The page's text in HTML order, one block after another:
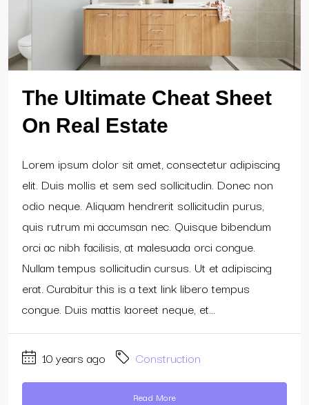
The Ultimate Cheat Sheet
On Real Estate
Lorem ipsum dolor sit amet, consectetur adipiscing
elit. Duis mollis et sem sed sollicitudin. Donec non
odio neque. Aliquam hendrerit sollicitudin purus,
quis rutrum mi accumsan nec. Quisque bibendum
orci ac nibh facilisis, at malesuada orci congue.
Nullam tempus sollicitudin cursus. Ut et adipiscing
erat. Curabitur this is a text link libero tempus
congue. Duis mattis laoreet neque, et...
10 years ago Construction
Read More